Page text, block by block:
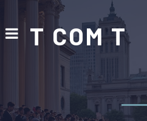
T COM T